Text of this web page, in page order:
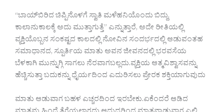
“ಬಾಯ್‌ಬಿರಿದ ಚಿಪ್ಪಿನೊಳಗೆ ಸ್ವಾತಿ ಮಳೆಹನಿಯೊಂದು ಬಿದ್ದು,
ಕಾಲಾನುಕಾಲಕ್ಕೆ ಅದು ಮುತ್ತಾಗುತ್ತೆ” ಎನ್ನುತ್ತಾರೆ, ಅದೇ ರೀತಿಯಲ್ಲಿ
ವ್ಯಕ್ತಿಯೊಬ್ಬನ ಸಂಕಷ್ಟದ ಕಾಲದಲ್ಲಿ ನೋವಿನ ಸಂದರ್ಭದಲ್ಲಿ ಆಡುವಂತಹ
ಸಮಾಧಾನದ, ಸ್ಪೂರ್ತಿಯ ಮಾತು ಅವನ ಜೀವನದಲ್ಲಿ ಭರವಸೆಯ
ಬೆಳಕಾಗಿ ಮುನ್ನುಗ್ಗಿ ಸಾಗಲು ನೆರವಾಗಬಲ್ಲದು.ವ್ಯಕ್ತಿಯ ಆತ್ಮವಿಶ್ವಾಸವನ್ನು
ಹೆಚ್ಚಿಸುತ್ತಾ ಬದುಕನ್ನು ಧೈರ್ಯದಿಂದ ಎದುರಿಸಲು ಪ್ರೇರಕ ಶಕ್ತಿಯಾಗುವುದು
ಮಾತು ಆಡುವಾಗ ಬಹಳ ಎಚ್ಚರದಿಂದ ಇರಬೇಕು.ಏಕೆಂದರೆ ಆಡಿದ